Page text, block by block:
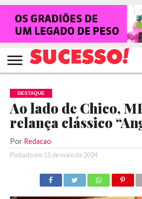
HOME
NOTÍCIAS
SHOWS
ENTREVISTAS
CLIQUES
RANKING
CROWLEY
TV
SUCESSO!
REVISTA
SUCESSO!
DESTAQUE
Ao lado de Chico,
relança clássico
Por Redacao
Postado em 15 de maio de 2024